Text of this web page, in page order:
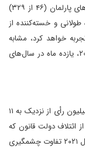
فعلی، محمد شیاع السودانی – تنها ۱۵ درصد از کرسی‌های پارلمان (۴۶ از ۳۲۹)
و خسته‌کننده از
خواهد کرد، مشابه
تأخیرهای پس از انتخابات قبلی (هشت ماه در سال ۲۰۱۰، یازده ماه در سال‌های
برنده بزرگ هفته گذشته سودانی بود که ائتلاف او ۱٫۳ میلیون رأی از نزدیک به ۱۱
دست آورد و ۳۷۰ هزار رأی از ائتلاف دولت قانون که
متحد ایران است، پیشی گرفت. استراتژی سودانی با سال ۲۰۲۱ تفاوت چشمگیری